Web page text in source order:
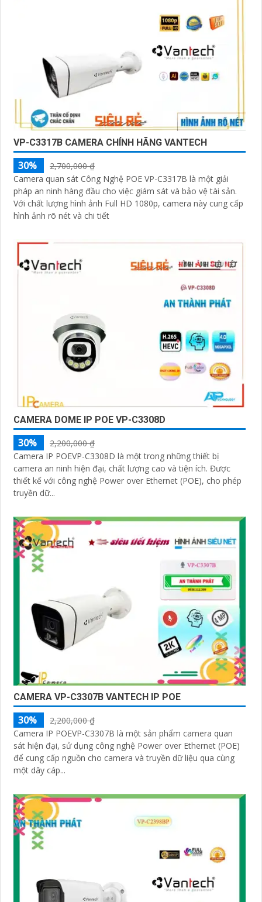
VP-C3317B CAMERA CHÍNH HÃNG VANTECH
30%
2,700,000 ₫
Camera quan sát Công Nghệ POE VP-C3317B là một giải
pháp an ninh hàng đầu cho việc giám sát và bảo vệ tài sản.
Với chất lượng hình ảnh Full HD 1080p, camera này cung cấp
hình ảnh rõ nét và chi tiết
CAMERA DOME IP POE VP-C3308D
30%
2,200,000 ₫
Camera IP POEVP-C3308D là một trong những thiết bị
camera an ninh hiện đại, chất lượng cao và tiện ích. Được
thiết kế với công nghệ Power over Ethernet (POE), cho phép
truyền dữ...
CAMERA VP-C3307B VANTECH IP POE
30%
2,200,000 ₫
Camera IP POEVP-C3307B là một sản phẩm camera quan
sát hiện đại, sử dụng công nghệ Power over Ethernet (POE)
để cung cấp nguồn cho camera và truyền dữ liệu qua cùng
một dây cáp...